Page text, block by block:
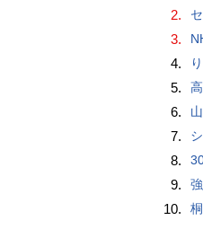
2.
3.
4.
5.
6.
7.
8.
9.
10.